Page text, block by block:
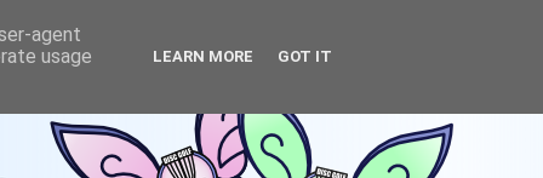
im Raum Wien, Niederösterreich und Burgenland
und diverse Kurztipps.
agent
usage
LEARN MORE GOT IT